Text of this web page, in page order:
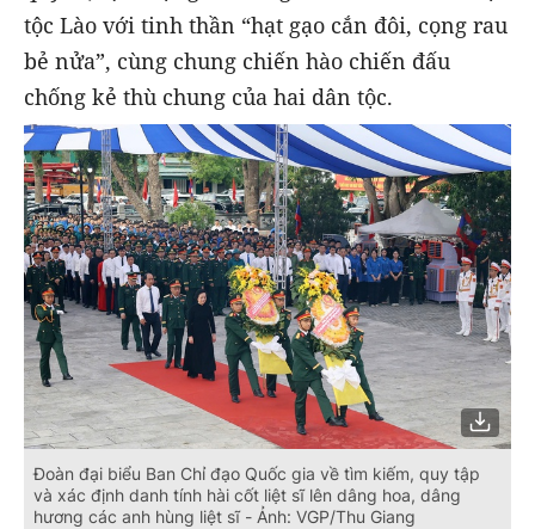
tộc Lào với tinh thần “hạt gạo cắn đôi, cọng rau
bẻ nửa”, cùng chung chiến hào chiến đấu
chống kẻ thù chung của hai dân tộc.
Đoàn đại biểu Ban Chỉ đạo Quốc gia về tìm kiếm, quy tập
và xác định danh tính hài cốt liệt sĩ lên dâng hoa, dâng
hương các anh hùng liệt sĩ - Ảnh: VGP/Thu Giang